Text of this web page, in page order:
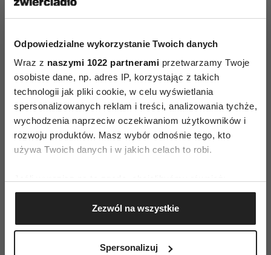
Odpowiedzialne wykorzystanie Twoich danych
Wraz z naszymi 1022 partnerami przetwarzamy Twoje
osobiste dane, np. adres IP, korzystając z takich
technologii jak pliki cookie, w celu wyświetlania
spersonalizowanych reklam i treści, analizowania tychże,
wychodzenia naprzeciw oczekiwaniom użytkowników i
rozwoju produktów. Masz wybór odnośnie tego, kto
używa Twoich danych i w jakich celach to robi.
Gromadzić dane dotyczące Twojej lokalizacji
geograficznej z dokładnością nawet do kilku metrów
Identyfikować Twoje urządzenie, aktywnie
Zezwól na wszystkie
Spersonalizuj
leczniczo pomocne będą poniższe leki oraz
COLLINSONIA 5CH, 5 granulek, 1-2x dziennie
żylaki zewnętrzne, krwawiące, b. bolesne –
towarzyszy świąd i zaparcia
AESCULUS HIPPOCASTANUM 5CH, 5 granulek, 1-
2x dziennie
żylaki wewnętrzne lub zewnętrzne –
AVENOC maść do stosowania zewnętrznego oraz
to jedna z najczęstszych